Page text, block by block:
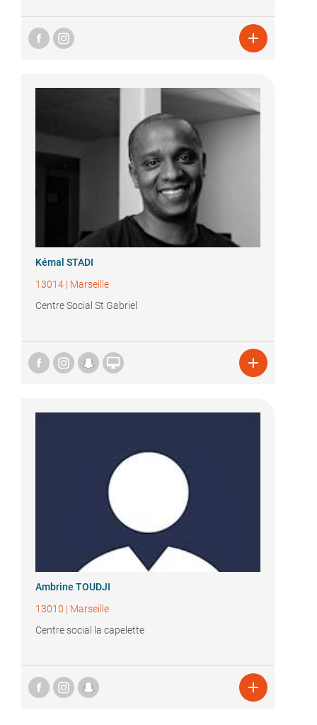

Kémal STADI
13014 | Marseille
Centre Social St Gabriel
 
Ambrine TOUDJI
13010 | Marseille
Centre social la capelette
